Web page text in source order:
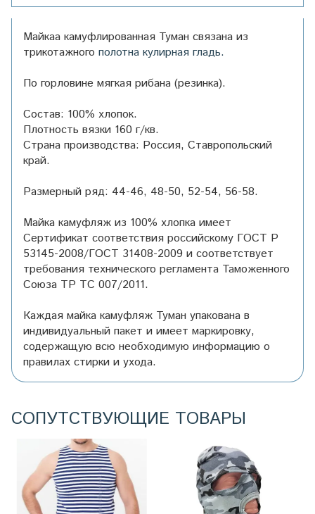
Майкаа камуфлированная Туман связана из
трикотажного полотна кулирная гладь.
По горловине мягкая рибана (резинка).
Состав: 100% хлопок.
Плотность вязки 160 г/кв.
Страна производства: Россия, Ставропольский
край.
Размерный ряд: 44-46, 48-50, 52-54, 56-58.
Майка камуфляж из 100% хлопка имеет
Сертификат соответствия российскому ГОСТ Р
53145-2008/ГОСТ 31408-2009 и соответствует
требования технического регламента Таможенного
Союза ТР ТС 007/2011.
Каждая майка камуфляж Туман упакована в
индивидуальный пакет и имеет маркировку,
содержащую всю необходимую информацию о
правилах стирки и ухода.
СОПУТСТВУЮЩИЕ ТОВАРЫ